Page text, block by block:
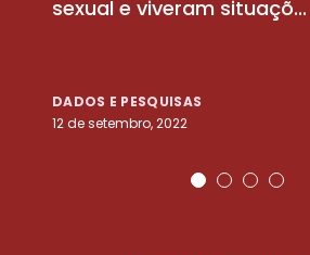
sexual e viveram situaçõ...
DADOS E PESQUISAS
12 de setembro, 2022